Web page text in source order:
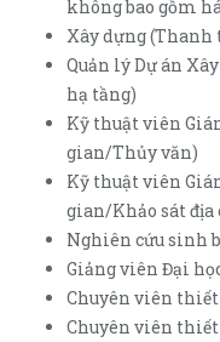
không bao gồm
Xây dựng
Quản lý Dự án
hạ tầng)
Kỹ thuật viên
gian/Thủy văn)
Kỹ thuật viên
gian/Khảo sát địa
Nghiên cứu sinh
Giảng viên Đại
Chuyên viên
Chuyên viên